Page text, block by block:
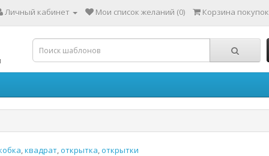
Личный кабинет Мои список желаний (0) Корзина покупок
,квадрат,открытка,открытки